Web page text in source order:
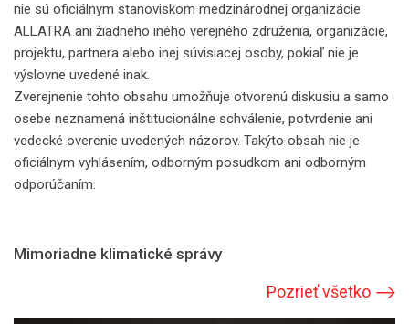
nie sú oficiálnym stanoviskom medzinárodnej organizácie
ALLATRA ani žiadneho iného verejného združenia, organizácie,
projektu, partnera alebo inej súvisiacej osoby, pokiaľ nie je
výslovne uvedené inak.
Zverejnenie tohto obsahu umožňuje otvorenú diskusiu a samo
osebe neznamená inštitucionálne schválenie, potvrdenie ani
vedecké overenie uvedených názorov. Takýto obsah nie je
oficiálnym vyhlásením, odborným posudkom ani odborným
odporúčaním.
Mimoriadne klimatické správy
Pozrieť všetko